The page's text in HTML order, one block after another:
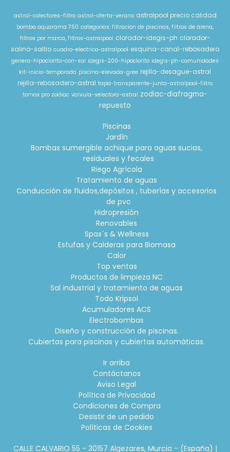
astral-colectores-filtro astral-oferta-verano astralpool precio calidad
bomba aquarama 750 categorias: filtracion de piscinas, filtros de arena,
filtros por marca, filtros-astralpool clorador-idegis-ph clorador-
salino-saltio cuadro-electrico-astralpool esquina-canal-rebosadero
genera-hipoclorito-con-sal idegis-200-hipoclorito idegis-ph-comunidades
kit-inicio-temporada piscina-elevada-gree rejilla-desague-astral
rejilla-rebosadero-astral tapa-transparente-junta-astralpool-filtro
tornax pro zodiac valvula-selectora-astral zodiac-diafragma-
repuesto
Piscinas
Jardín
Bombas sumergible achique para aguas sucias,
residuales y fecales
Riego Agrícola
Tratamiento de aguas
Conducción de fluidos,depósitos , tuberías y accesorios
de pvc
Hidropresión
Renovables
Spas´s & Wellness
Estufas y Calderas para Biomasa
Calor
Top ventas
Productos de limpieza NC
Sal industrial y tratamiento de aguas
Todo Kripsol
Acumuladores ACS
Electrobombas
Diseño y construcción de piscinas.
Cubiertas para piscinas y cubiertas automáticas.
Ir arriba
Contáctanos
Aviso Legal
Política de Privacidad
Condiciones de Compra
Desistir de un pedido
Políticas de Cookies
CALLE CALVARIO 55 - 30157 Algezares, Murcia - (España) |